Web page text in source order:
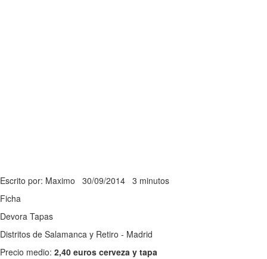
Escrito por: Maximo 30/09/2014 3 minutos
Ficha
Devora Tapas
Distritos de Salamanca y Retiro - Madrid
Precio medio: 2,40 euros cerveza y tapa